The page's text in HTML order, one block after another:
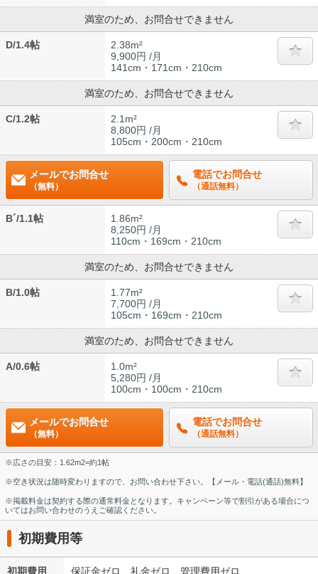
満室のため、お問合せできません
D/1.4帖
2.38m²
9,900円 /月
141cm・171cm・210cm
満室のため、お問合せできません
C/1.2帖
2.1m²
8,800円 /月
105cm・200cm・210cm
メールでお問合せ
（無料）
電話でお問合せ
（通話無料）
B´/1.1帖
1.86m²
8,250円 /月
110cm・169cm・210cm
満室のため、お問合せできません
B/1.0帖
1.77m²
7,700円 /月
105cm・169cm・210cm
満室のため、お問合せできません
A/0.6帖
1.0m²
5,280円 /月
100cm・100cm・210cm
メールでお問合せ
（無料）
電話でお問合せ
（通話無料）
※広さの目安：1.62m2=約1帖
※空き状況は随時変わりますので、お問い合わせ下さい。【メール・電話(通話)無料】
※掲載料金は契約する際の通常料金となります。キャンペーン等で割引がある場合につ
いてはお問い合わせのうえご確認ください。
初期費用等
初期費用 保証金ゼロ、礼金ゼロ、管理費用ゼロ